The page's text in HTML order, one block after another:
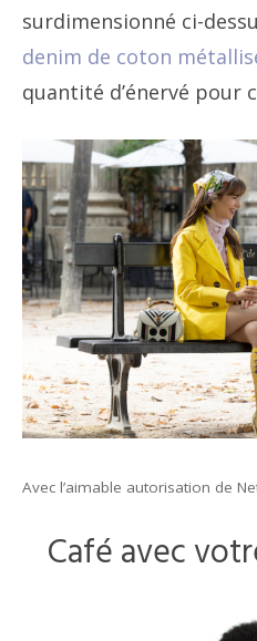
surdimensionné ci-
denim de coton
quantité d’énervé pour
Avec l’aimable autorisation de
Café avec